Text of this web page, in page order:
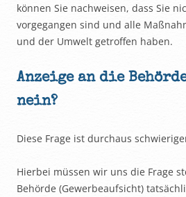
können Sie nachweisen, dass Sie
vorgegangen sind und alle
und der Umwelt getroffen haben.
Anzeige an die
nein?
Diese Frage ist durchaus
Hierbei müssen wir uns die Frage
Behörde (Gewerbeaufsicht)